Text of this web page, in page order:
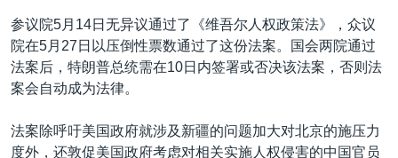
参议院5月14日无异议通过了《维吾尔人权政策法》，众议
院在5月27日以压倒性票数通过了这份法案。国会两院通过
法案后，特朗普总统需在10日内签署或否决该法案，否则法
案会自动成为法律。
法案除呼吁美国政府就涉及新疆的问题加大对北京的施压力
度外，还敦促美国政府考虑对相关实施人权侵害的中国官员